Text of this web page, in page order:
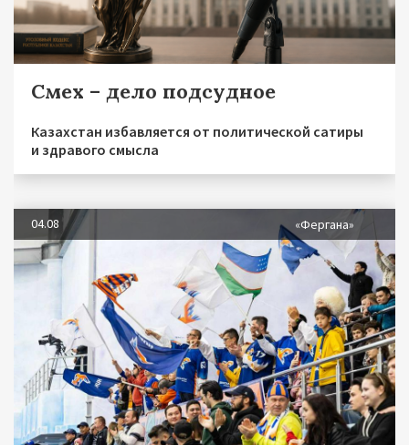
Смех – дело подсудное
Казахстан избавляется от политической сатиры
и здравого смысла
04.08 «Фергана»